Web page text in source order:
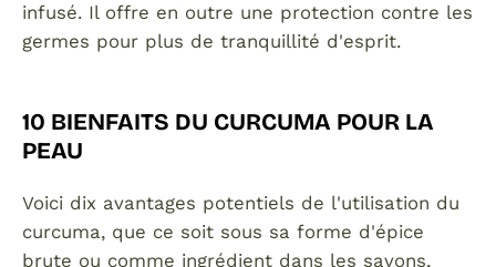
infusé. Il offre en outre une protection contre les
germes pour plus de tranquillité d'esprit.
10 BIENFAITS DU CURCUMA POUR LA
PEAU
Voici dix avantages potentiels de l'utilisation du
curcuma, que ce soit sous sa forme d'épice
brute ou comme ingrédient dans les savons,